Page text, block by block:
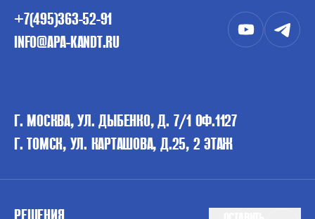
+7(495)363-52-91
INFO@APA-KANDT.RU
Г. МОСКВА, УЛ. ДЫБЕНКО, Д. 7/1 ОФ.1127
Г. ТОМСК, УЛ. КАРТАШОВА, Д.25, 2 ЭТАЖ